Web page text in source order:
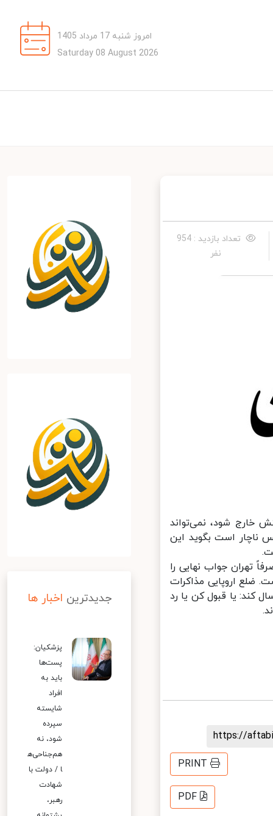
امروز شنبه 17 مرداد 1405
Saturday 08 August 2026
تعداد بازدید : 954
نفر
خارج شود، نمی‌تواند
ناچار است بگوید این
تهران جواب نهایی را
ضلع اروپایی مذاکرات
یا قبول کن یا رد
https://
PRINT
PDF
جدیدترین اخبار ها
پزشکیان:
پست‌ها
باید به
افراد
شایسته
سپرده
شود، نه
هم‌جناحی‌ه
ا / دولت با
شهادت
رهبر،